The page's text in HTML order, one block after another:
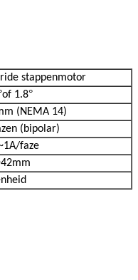
stappenmotor
of 1.8°
(NEMA 14)
(bipolar)
faze